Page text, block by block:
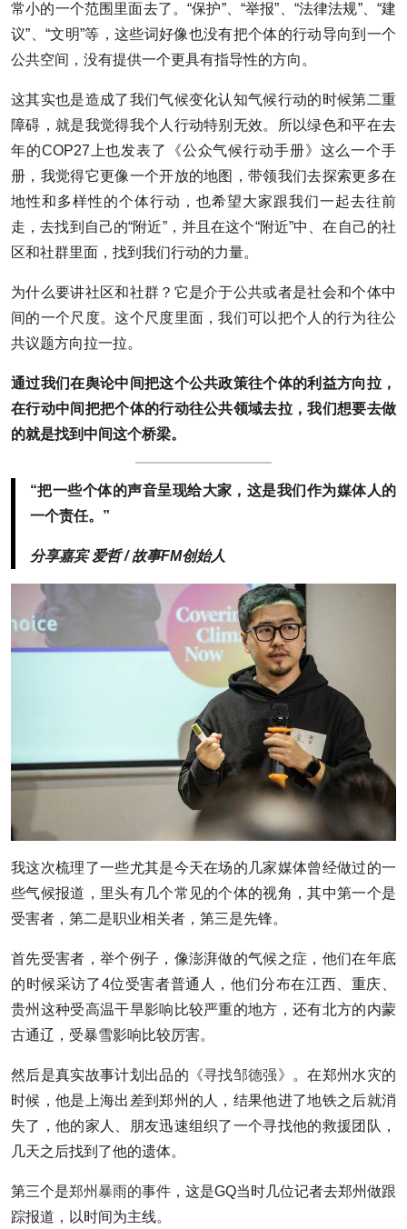
常小的一个范围里面去了。“保护”、“举报”、“法律法规”、“建
议”、“文明”等，这些词好像也没有把个体的行动导向到一个
公共空间，没有提供一个更具有指导性的方向。
这其实也是造成了我们气候变化认知气候行动的时候第二重
障碍，就是我觉得我个人行动特别无效。所以绿色和平在去
年的COP27上也发表了《公众气候行动手册》这么一个手
册，我觉得它更像一个开放的地图，带领我们去探索更多在
地性和多样性的个体行动，也希望大家跟我们一起去往前
走，去找到自己的“附近”，并且在这个“附近”中、在自己的社
区和社群里面，找到我们行动的力量。
为什么要讲社区和社群？它是介于公共或者是社会和个体中
间的一个尺度。这个尺度里面，我们可以把个人的行为往公
共议题方向拉一拉。
通过我们在舆论中间把这个公共政策往个体的利益方向拉，
在行动中间把把个体的行动往公共领域去拉，我们想要去做
的就是找到中间这个桥梁。
“把一些个体的声音呈现给大家，这是我们作为媒体人的
一个责任。”
分享嘉宾 爱哲 / 故事FM创始人
我这次梳理了一些尤其是今天在场的几家媒体曾经做过的一
些气候报道，里头有几个常见的个体的视角，其中第一个是
受害者，第二是职业相关者，第三是先锋。
首先受害者，举个例子，像澎湃做的气候之症，他们在年底
的时候采访了4位受害者普通人，他们分布在江西、重庆、
贵州这种受高温干旱影响比较严重的地方，还有北方的内蒙
古通辽，受暴雪影响比较厉害。
然后是真实故事计划出品的 《寻找邹德强》
。在郑州水灾的
时候，他是上海出差到郑州的人，结果他进了地铁之后就消
失了，他的家人、朋友迅速组织了一个寻找他的救援团队，
几天之后找到了他的遗体。
第三个是郑州暴雨的事件 ，这是GQ当时几位记者去郑州做跟
踪报道，以时间为主线。